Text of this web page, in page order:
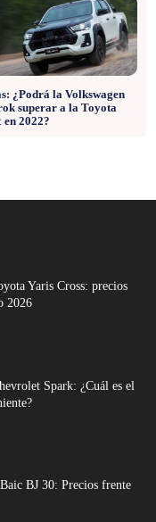
¿Podrá la Volkswagen
superar a la Toyota
2022?
Yaris Cross: precios
2026
Spark: ¿Cuál es el
BJ 30: Precios frente